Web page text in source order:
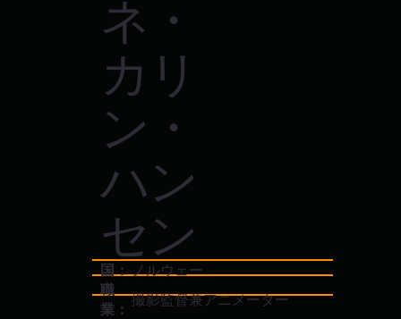
ネ・
カリ
ン・
ハン
セン
国：ノルウェー
職
業：
撮影監督兼アニメーター